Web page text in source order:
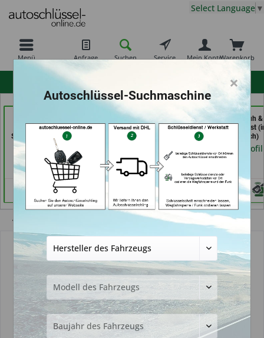
Menü Anfrage Suchen Service Warenkorb
Mein Konto
Select Language ▼
Schlüsseldienst Bernd
Schutte im Kaufpark (in
Göttingen)
Händlerprofil
Schlüssel Jacobs (in
Krefeld)
Händlerprofil
Demuro Schuh &
Schlüsseldienst
Grevenbroich)
Händlerprofil
×
Autoschlüssel-Suchmaschine